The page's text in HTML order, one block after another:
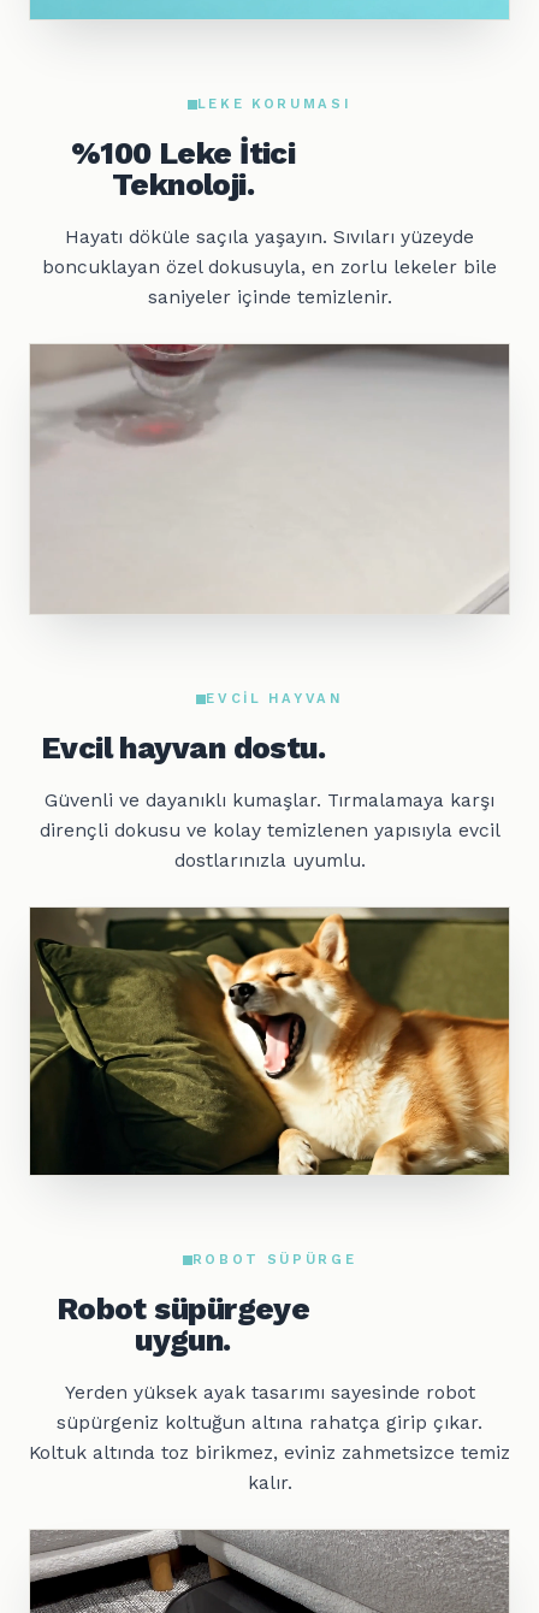
LEKE KORUMASI
%100 Leke İtici
Teknoloji.
Hayatı döküle saçıla yaşayın. Sıvıları yüzeyde
boncuklayan özel dokusuyla, en zorlu lekeler bile
saniyeler içinde temizlenir.
EVCIL HAYVAN
Evcil hayvan dostu.
Güvenli ve dayanıklı kumaşlar. Tırmalamaya karşı
dirençli dokusu ve kolay temizlenen yapısıyla evcil
dostlarınızla uyumlu.
ROBOT SÜPÜRGE
Robot süpürgeye
uygun.
Yerden yüksek ayak tasarımı sayesinde robot
süpürgeniz koltuğun altına rahatça girip çıkar.
Koltuk altında toz birikmez, eviniz zahmetsizce temiz
kalır.